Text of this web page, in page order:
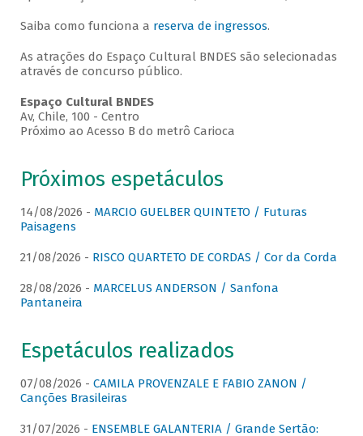
Saiba como funciona a reserva de ingressos.
As atrações do Espaço Cultural BNDES são selecionadas
através de concurso público.
Espaço Cultural BNDES
Av, Chile, 100 - Centro
Próximo ao Acesso B do metrô Carioca
Próximos espetáculos
14/08/2026 - MARCIO GUELBER QUINTETO / Futuras
Paisagens
21/08/2026 - RISCO QUARTETO DE CORDAS / Cor da Corda
28/08/2026 - MARCELUS ANDERSON / Sanfona
Pantaneira
Espetáculos realizados
07/08/2026 - CAMILA PROVENZALE E FABIO ZANON /
Canções Brasileiras
31/07/2026 - ENSEMBLE GALANTERIA / Grande Sertão: